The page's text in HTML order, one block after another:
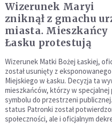
Wizerunek Maryi
zniknął z gmachu
miasta. Mieszkańcy
Łasku protestują
Wizerunek Matki Bożej Łaskiej,
został usunięty z
Miejskiego w Łasku. Decyzja ta
mieszkańców, którzy w
symbolu do przestrzeni
status Patronki został
społeczności, ale i oficjalnym